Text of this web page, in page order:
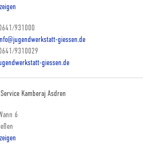
931000
giessen.de
9310029
giessen.de
Kamberaj Asdren
6